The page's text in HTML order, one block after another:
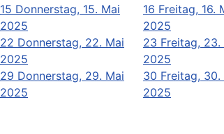
15 Donnerstag, 15. Mai
2025
16 Freitag, 16.
2025
22 Donnerstag, 22. Mai
2025
23 Freitag, 23.
2025
29 Donnerstag, 29. Mai
2025
30 Freitag, 30.
2025